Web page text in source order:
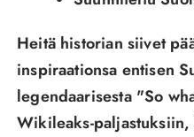
Heitä historian siivet
inspiraationsa entisen
legendaarisesta "So
Wikileaks-paljastuksiin,